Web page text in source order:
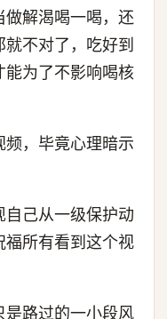
解渴喝一喝，还
不对了，吃好到
能为了不影响喝核
，毕竟心理暗示
己从一级保护动
福所有看到这个视
是路过的一小段风